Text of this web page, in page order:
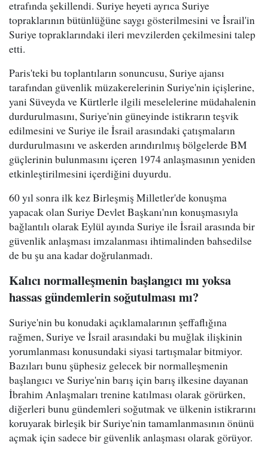
etrafında şekillendi. Suriye heyeti ayrıca Suriye
topraklarının bütünlüğüne saygı gösterilmesini ve İsrail'in
Suriye topraklarındaki ileri mevzilerden çekilmesini talep
etti.
Paris'teki bu toplantıların sonuncusu, Suriye ajansı
tarafından güvenlik müzakerelerinin Suriye'nin içişlerine,
yani Süveyda ve Kürtlerle ilgili meselelerine müdahalenin
durdurulmasını, Suriye'nin güneyinde istikrarın teşvik
edilmesini ve Suriye ile İsrail arasındaki çatışmaların
durdurulmasını ve askerden arındırılmış bölgelerde BM
güçlerinin bulunmasını içeren 1974 anlaşmasının yeniden
etkinleştirilmesini içerdiğini duyurdu.
60 yıl sonra ilk kez Birleşmiş Milletler'de konuşma
yapacak olan Suriye Devlet Başkanı'nın konuşmasıyla
bağlantılı olarak Eylül ayında Suriye ile İsrail arasında bir
güvenlik anlaşması imzalanması ihtimalinden bahsedilse
de bu şu ana kadar doğrulanmadı.
Kalıcı normalleşmenin başlangıcı mı yoksa
hassas gündemlerin soğutulması mı?
Suriye'nin bu konudaki açıklamalarının şeffaflığına
rağmen, Suriye ve İsrail arasındaki bu muğlak ilişkinin
yorumlanması konusundaki siyasi tartışmalar bitmiyor.
Bazıları bunu şüphesiz gelecek bir normalleşmenin
başlangıcı ve Suriye'nin barış için barış ilkesine dayanan
İbrahim Anlaşmaları trenine katılması olarak görürken,
diğerleri bunu gündemleri soğutmak ve ülkenin istikrarını
koruyarak birleşik bir Suriye'nin tamamlanmasının önünü
açmak için sadece bir güvenlik anlaşması olarak görüyor.